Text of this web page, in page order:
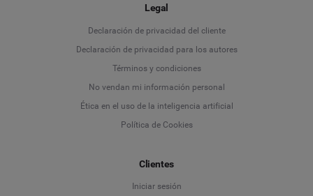
Legal
Declaración de privacidad del cliente
Declaración de privacidad para los autores
Términos y condiciones
No vendan mi información personal
Ética en el uso de la inteligencia artificial
Política de Cookies
Clientes
Iniciar sesión